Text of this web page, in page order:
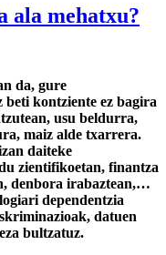
ala mehatxu?
da, gure
beti kontziente ez bagira
usu beldurra,
maiz alde txarrera.
daiteke
zientifikoetan, finantza
denbora irabaztean,…
dependentzia
datuen
bultzatuz.